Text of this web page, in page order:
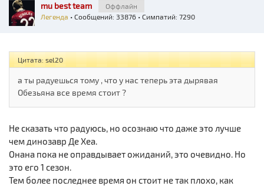
mu best team
Оффлайн
Легенда • Сообщений: 33876 • Симпатий: 7290
Цитата: sel20
а ты радуешься тому , что у нас теперь эта дырявая
Обезьяна все время стоит ?
Не сказать что радуюсь, но осознаю что даже это лучше
чем динозавр Де Хеа.
Онана пока не оправдывает ожиданий, это очевидно. Но
это его 1 сезон.
Тем более последнее время он стоит не так плохо, как